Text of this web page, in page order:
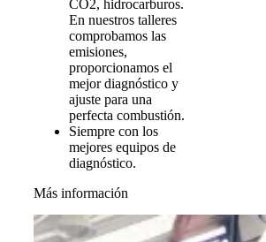
CO2, hidrocarburos.
En nuestros talleres
comprobamos las
emisiones,
proporcionamos el
mejor diagnóstico y
ajuste para una
perfecta combustión.
Siempre con los
mejores equipos de
diagnóstico.
Más información